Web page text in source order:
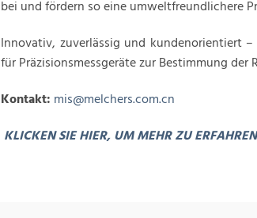
bei und fördern so eine umweltfreundlichere
Innovativ, zuverlässig und kundenorientiert
für Präzisionsmessgeräte zur Bestimmung der
Kontakt: mis@melchers.com.cn
KLICKEN SIE HIER, UM MEHR ZU ERFAHREN